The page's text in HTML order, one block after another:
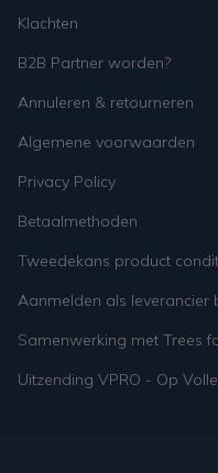
Klachten
B2B Partner worden?
Annuleren & retourneren
Algemene voorwaarden
Privacy Policy
Betaalmethoden
Tweedekans product
Aanmelden als leverancier
Samenwerking met Trees
Uitzending VPRO - Op